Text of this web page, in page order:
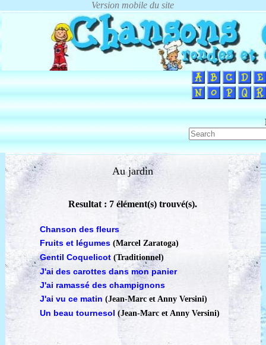
Au jardin
Resultat : 7 élément(s) trouvé(s).
Chanson des fleurs
Fruits et légumes (Marcel Zaratoga)
Gentil Coquelicot (Traditionnel)
J'ai des carottes dans mon panier
J'ai ramassé des champignons
J'ai vu ce matin(Jean-Marc et Anny Versini)
Un beau tournesol(Jean-Marc et Anny Versini)